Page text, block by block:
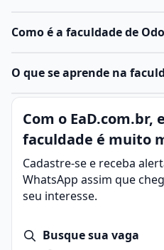
Como é a faculdade de
O curso de Odontologiaé
teoria, prática laboratorial e
Durante a formação, o
anatomia, fisiologia,
desenvolver habilidades
da saúde bucal de
Grande parte do curso é
cirurgião-dentista para
O que se aprende na
A Odontologia é a área da
estudo, diagnóstico,
doenças e alterações que
ossos da face e demais
O objetivo do cirurgião-
bucal, preservar a função
Principais aspectos da
Envolve práticas de
Com o EaD.com.br,
faculdade é muito
Cadastre-se e receba
WhatsApp assim que
seu interesse.
Busque sua vaga